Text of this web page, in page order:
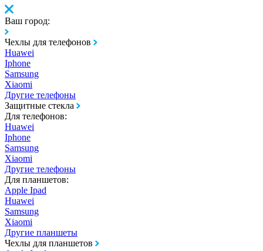
Ваш город:
Чехлы для телефонов
Huawei
Iphone
Samsung
Xiaomi
Другие телефоны
Защитные стекла
Для телефонов:
Huawei
Iphone
Samsung
Xiaomi
Другие телефоны
Для планшетов:
Apple Ipad
Huawei
Samsung
Xiaomi
Другие планшеты
Чехлы для планшетов